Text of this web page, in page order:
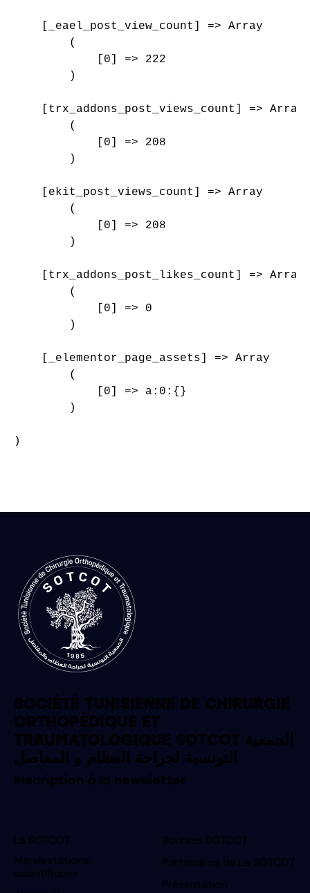
    [_eael_post_view_count] => Array
        (
            [0] => 222
        )
    [trx_addons_post_views_count] => Array
        (
            [0] => 208
        )
    [ekit_post_views_count] => Array
        (
            [0] => 208
        )
    [trx_addons_post_likes_count] => Array
        (
            [0] => 0
        )
    [_elementor_page_assets] => Array
        (
            [0] => a:0:{}
        )
)
SOCIÉTÉ TUNISIENNE DE CHIRURGIE
ORTHOPÉDIQUE ET
TRAUMATOLOGIQUE SOTCOT الجمعية
التونسية لجراحة العظام و المفاصل
Inscription à la newsletter
La SOTCOT
Manifestations
scientifiques
Bourses SOTCOT
Partenaires de La SOTCOT
Présentation